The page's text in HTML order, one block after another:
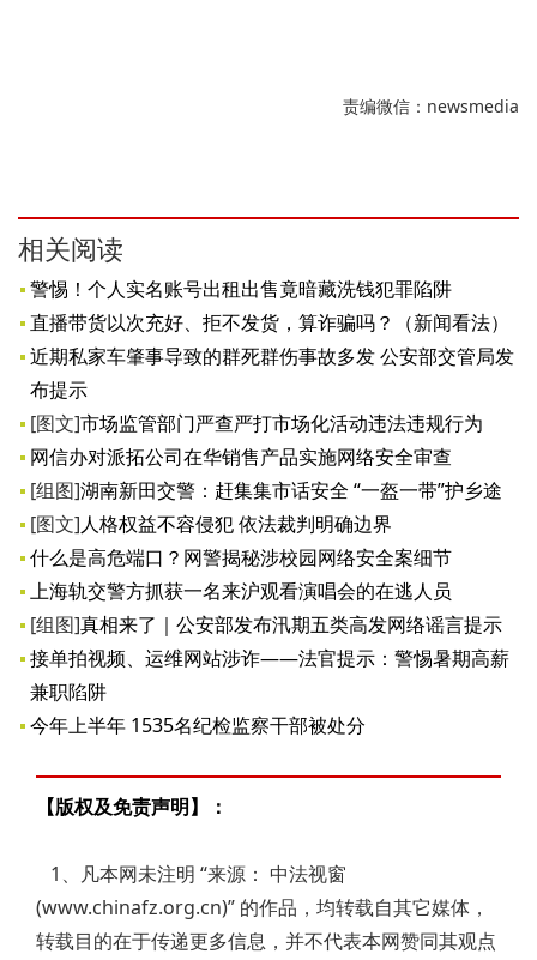
责编微信：newsmedia
相关阅读
警惕！个人实名账号出租出售竟暗藏洗钱犯罪陷阱
直播带货以次充好、拒不发货，算诈骗吗？（新闻看法）
近期私家车肇事导致的群死群伤事故多发 公安部交管局发
布提示
[图文]市场监管部门严查严打市场化活动违法违规行为
网信办对派拓公司在华销售产品实施网络安全审查
[组图]湖南新田交警：赶集集市话安全 “一盔一带”护乡途
[图文]人格权益不容侵犯 依法裁判明确边界
什么是高危端口？网警揭秘涉校园网络安全案细节
上海轨交警方抓获一名来沪观看演唱会的在逃人员
[组图]真相来了｜公安部发布汛期五类高发网络谣言提示
接单拍视频、运维网站涉诈——法官提示：警惕暑期高薪
兼职陷阱
今年上半年 1535名纪检监察干部被处分
【版权及免责声明】：
1、凡本网未注明 “来源： 中法视窗
(www.chinafz.org.cn)” 的作品，均转载自其它媒体，
转载目的在于传递更多信息，并不代表本网赞同其观点